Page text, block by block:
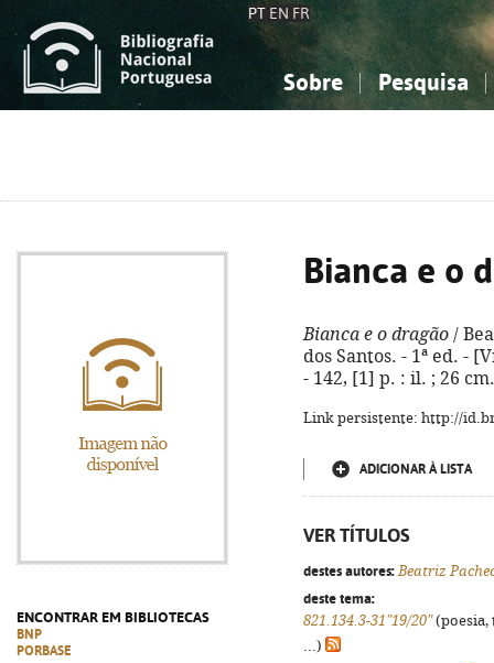
PT EN FR
Sobre Pesquisa
ENCONTRAR EM BIBLIOTECAS
BNP
PORBASE
Bianca e o
Bianca e o dragão /
dos Santos. - 1ª ed. -
- 142, [1] p. : il. ; 26
Link persistente: http://
ADICIONAR À LISTA
VER TÍTULOS
destes autores: Beatriz
deste tema:
821.134.3-31"19/20"(poesia,
...)